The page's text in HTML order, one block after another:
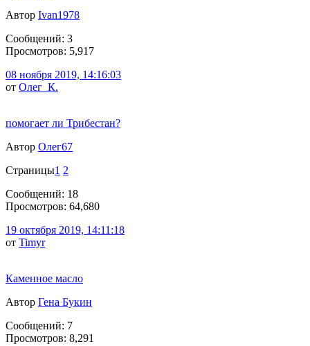
Автор Ivan1978
Сообщений: 3
Просмотров: 5,917
08 ноября 2019, 14:16:03
от Олег_К.
помогает ли Трибестан?
Автор Олег67
Страницы1 2
Сообщений: 18
Просмотров: 64,680
19 октября 2019, 14:11:18
от Timyr
Каменное масло
Автор Гена Букин
Сообщений: 7
Просмотров: 8,291